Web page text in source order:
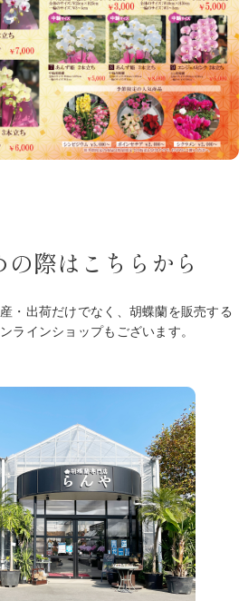
の際はこちらから
・出荷だけでなく、胡蝶蘭を販売する
ラインショップもございます。